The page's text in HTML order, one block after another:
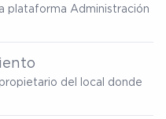
plataforma Administración
del local donde